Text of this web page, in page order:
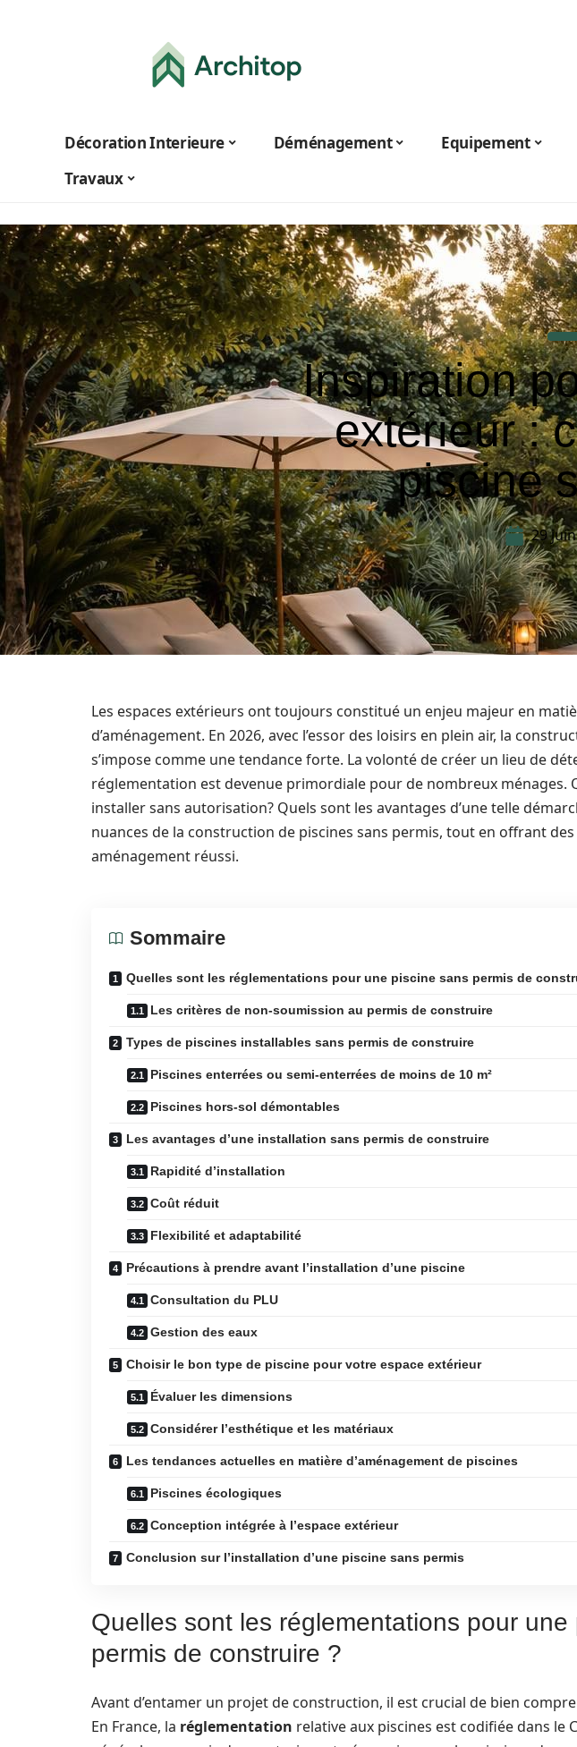
Décoration Interieure Déménagement Equipement
Travaux
Inspiration
extérieur :
piscine
29
Les espaces extérieurs ont toujours constitué un enjeu majeur en
d’aménagement. En 2026, avec l’essor des loisirs en plein air, la
s’impose comme une tendance forte. La volonté de créer un lieu de
réglementation est devenue primordiale pour de nombreux ménages.
installer sans autorisation? Quels sont les avantages d’une telle
nuances de la construction de piscines sans permis, tout en offrant
aménagement réussi.
Sommaire
Quelles sont les réglementations pour une piscine sans permis de
Les critères de non-soumission au permis de construire
Types de piscines installables sans permis de construire
Piscines enterrées ou semi-enterrées de moins de 10 m²
Piscines hors-sol démontables
Les avantages d’une installation sans permis de construire
Rapidité d’installation
Coût réduit
Flexibilité et adaptabilité
Précautions à prendre avant l’installation d’une piscine
Consultation du PLU
Gestion des eaux
Choisir le bon type de piscine pour votre espace extérieur
Évaluer les dimensions
Considérer l’esthétique et les matériaux
Les tendances actuelles en matière d’aménagement de piscines
Piscines écologiques
Conception intégrée à l’espace extérieur
Conclusion sur l’installation d’une piscine sans permis
Quelles sont les réglementations pour une
permis de construire ?
Avant d’entamer un projet de construction, il est crucial de bien
En France, la réglementation relative aux piscines est codifiée dans le